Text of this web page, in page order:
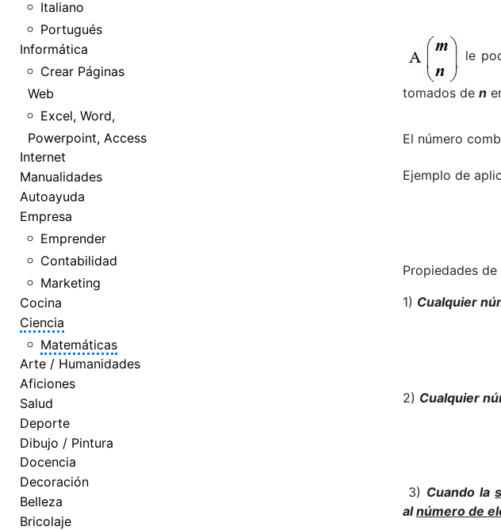
Italiano
Portugués
Informática
Crear Páginas
Web
Excel, Word,
Powerpoint, Access
Internet
Manualidades
Autoayuda
Empresa
Emprender
Contabilidad
Marketing
Cocina
Ciencia
Matemáticas
Arte / Humanidades
Aficiones
Salud
Deporte
Dibujo / Pintura
Docencia
Decoración
Belleza
Bricolaje
le
tomados de n
El número
Ejemplo de
Propiedades
1) Cualquier
2) Cualquier
3) Cuando la
alnúmero de